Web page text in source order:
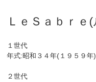
ＬｅＳａｂｒｅ
１世代
年式:昭和３４年(１９５９
２世代